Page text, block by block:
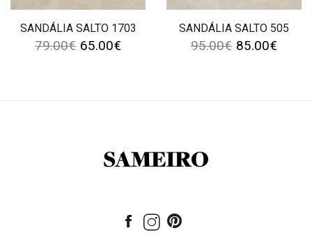
SANDÁLIA SALTO 1703
79.00€ 65.00€
SANDÁLIA SALTO 505
95.00€ 85.00€